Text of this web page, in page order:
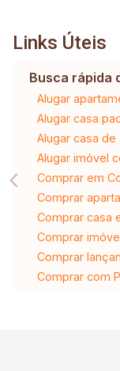
Links Úteis
Busca rápida
Alugar
Alugar casa
Alugar casa
Alugar imóvel
Comprar em
Comprar
Comprar casa
Comprar
Comprar
Comprar com